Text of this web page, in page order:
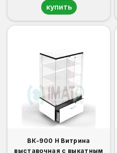
купить
ВК-900 Н Витрина
выставочная с выкатным